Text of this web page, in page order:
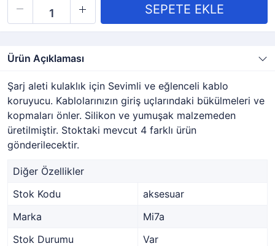
Ürün Açıklaması
Şarj aleti kulaklık için Sevimli ve eğlenceli kablo
koruyucu. Kablolarınızın giriş uçlarındaki bükülmeleri ve
kopmaları önler. Silikon ve yumuşak malzemeden
üretilmiştir. Stoktaki mevcut 4 farklı ürün
gönderilecektir.
Diğer Özellikler
Stok Kodu
aksesuar
Marka
Mi7a
Stok Durumu
Var